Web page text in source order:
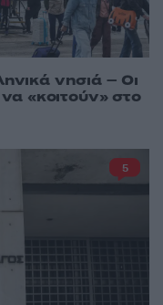
νησιά – Οι
«κοιτούν» στο
5